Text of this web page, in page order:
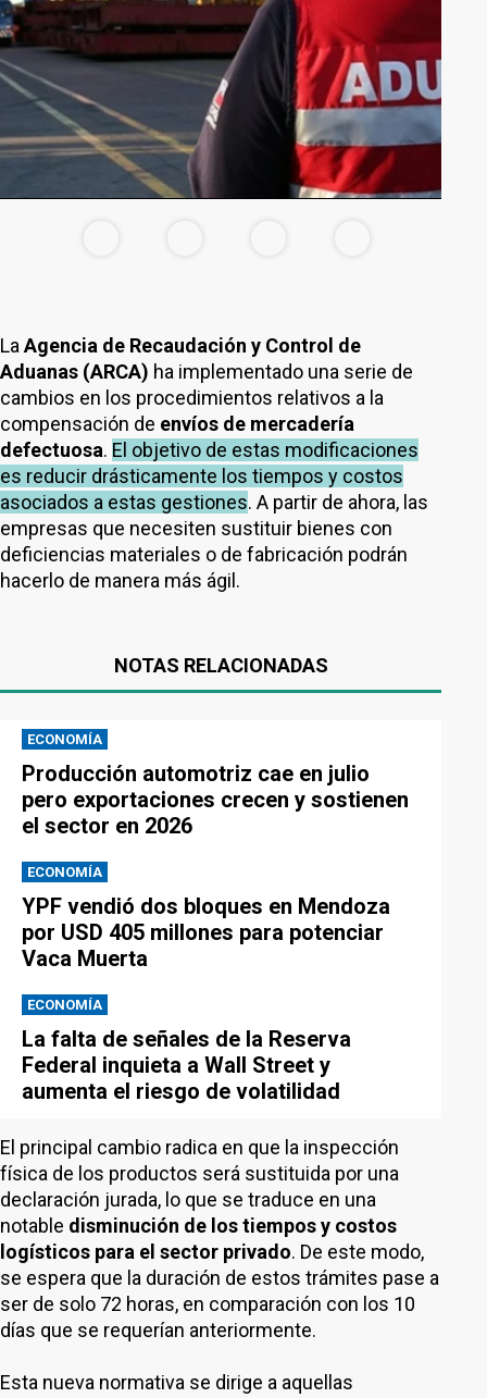
La Agencia de Recaudación y Control de
Aduanas (ARCA) ha implementado una serie de
cambios en los procedimientos relativos a la
compensación de envíos de mercadería
defectuosa. El objetivo de estas modificaciones
es reducir drásticamente los tiempos y costos
asociados a estas gestiones. A partir de ahora, las
empresas que necesiten sustituir bienes con
deficiencias materiales o de fabricación podrán
hacerlo de manera más ágil.
NOTAS RELACIONADAS
ECONOMÍA
Producción automotriz cae en julio
pero exportaciones crecen y sostienen
el sector en 2026
ECONOMÍA
YPF vendió dos bloques en Mendoza
por USD 405 millones para potenciar
Vaca Muerta
ECONOMÍA
La falta de señales de la Reserva
Federal inquieta a Wall Street y
aumenta el riesgo de volatilidad
El principal cambio radica en que la inspección
física de los productos será sustituida por una
declaración jurada, lo que se traduce en una
notable disminución de los tiempos y costos
logísticos para el sector privado. De este modo,
se espera que la duración de estos trámites pase a
ser de solo 72 horas, en comparación con los 10
días que se requerían anteriormente.
Esta nueva normativa se dirige a aquellas